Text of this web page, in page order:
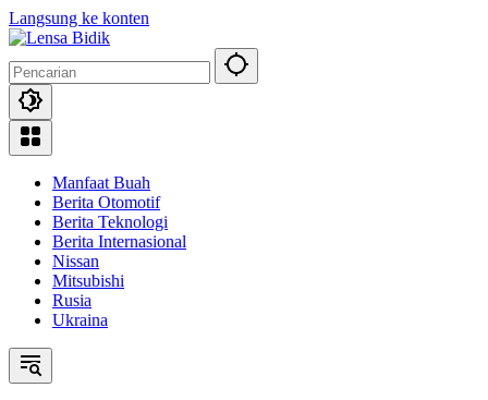
Langsung ke konten
Manfaat Buah
Berita Otomotif
Berita Teknologi
Berita Internasional
Nissan
Mitsubishi
Rusia
Ukraina